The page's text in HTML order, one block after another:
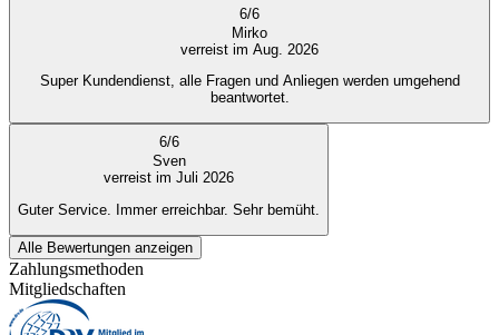
6/6
Mirko
verreist im Aug. 2026
Super Kundendienst, alle Fragen und Anliegen werden umgehend
beantwortet.
6/6
Sven
verreist im Juli 2026
Guter Service. Immer erreichbar. Sehr bemüht.
Alle Bewertungen anzeigen
Zahlungsmethoden
Mitgliedschaften